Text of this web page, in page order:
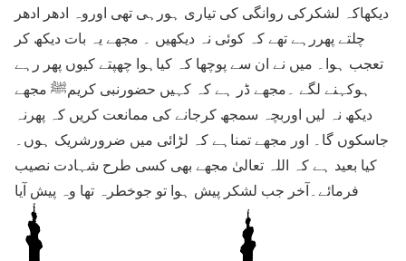
دیکھاکہ لشکرکی روانگی کی تیاری ہورہی تھی اوروہ ادھر ادھر
چلتے پھررہے تھے کہ کوئی نہ دیکھیں ۔ مجھے یہ بات دیکھ کر
تعجب ہوا۔ میں نے ان سے پوچھا کہ کیاہوا چھپتے کیوں پھر رہے
ہوکہنے لگے ۔مجھے ڈر ہے کہ کہیں حضورنبی کریمﷺ مجھے
دیکھ نہ لیں اوربچہ سمجھ کرجانے کی ممانعت کریں کہ پھرنہ
جاسکوں گا۔ اور مجھے تمناہے کہ لڑائی میں ضرورشریک ہوں۔
کیا بعید ہے کہ اللہ تعالیٰ مجھے بھی کسی طرح شہادت نصیب
فرمائے۔آخر جب لشکر پیش ہوا تو جوخطرہ تھا وہ پیش آیا